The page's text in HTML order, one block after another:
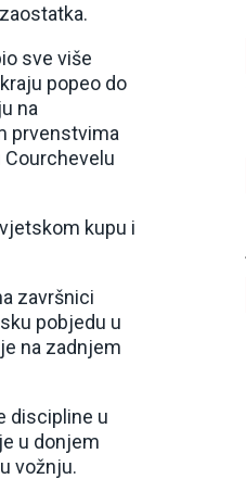
sve više
popeo do
na
prvenstvima
Courchevelu
kupu i
završnici
pobjedu u
na zadnjem
discipline u
u donjem
vožnju.